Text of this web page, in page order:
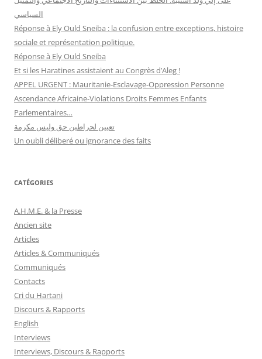
السياسي
Réponse à Ely Ould Sneiba : la confusion entre exceptions, histoire
sociale et représentation politique.
Réponse à Ely Ould Sneiba
Et si les Haratines assistaient au Congrès d’Aleg !
APPEL URGENT : Mauritanie-Esclavage-Oppression Personne
Ascendance Africaine-Violations Droits Femmes Enfants
Parlementaires…
تعيين لحراطين حق وليس مكرمة
Un oubli déliberé ou ignorance des faits
CATÉGORIES
A.H.M.E. & la Presse
Ancien site
Articles
Articles & Communiqués
Communiqués
Contacts
Cri du Hartani
Discours & Rapports
English
Interviews
Interviews, Discours & Rapports